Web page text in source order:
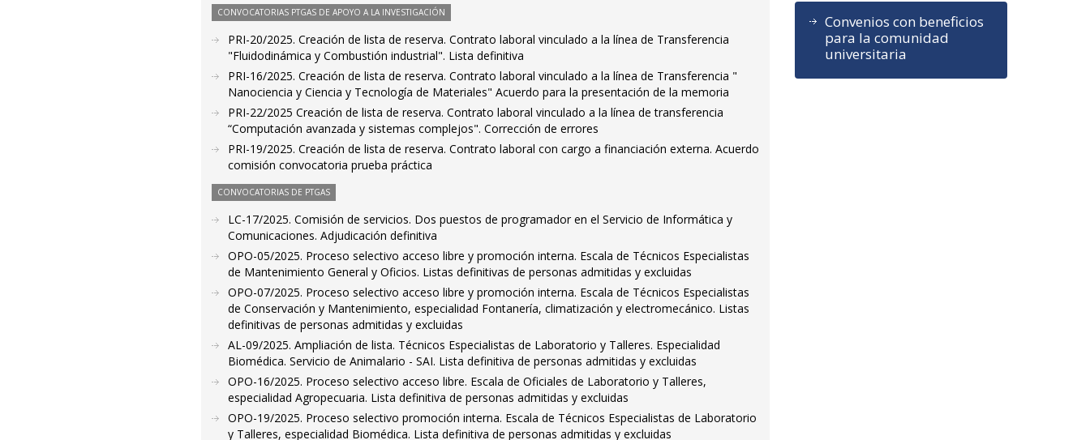
Convenios con beneficios
para la comunidad
universitaria
CONVOCATORIAS PTGAS DE APOYO A LA INVESTIGACIÓN
PRI-20/2025. Creación de lista de reserva. Contrato laboral vinculado a la línea de Transferencia
"Fluidodinámica y Combustión industrial". Lista definitiva
PRI-16/2025. Creación de lista de reserva. Contrato laboral vinculado a la línea de Transferencia "
Nanociencia y Ciencia y Tecnología de Materiales" Acuerdo para la presentación de la memoria
PRI-22/2025 Creación de lista de reserva. Contrato laboral vinculado a la línea de transferencia
“Computación avanzada y sistemas complejos". Corrección de errores
PRI-19/2025. Creación de lista de reserva. Contrato laboral con cargo a financiación externa. Acuerdo
comisión convocatoria prueba práctica
CONVOCATORIAS DE PTGAS
LC-17/2025. Comisión de servicios. Dos puestos de programador en el Servicio de Informática y
Comunicaciones. Adjudicación definitiva
OPO-05/2025. Proceso selectivo acceso libre y promoción interna. Escala de Técnicos Especialistas
de Mantenimiento General y Oficios. Listas definitivas de personas admitidas y excluidas
OPO-07/2025. Proceso selectivo acceso libre y promoción interna. Escala de Técnicos Especialistas
de Conservación y Mantenimiento, especialidad Fontanería, climatización y electromecánico. Listas
definitivas de personas admitidas y excluidas
AL-09/2025. Ampliación de lista. Técnicos Especialistas de Laboratorio y Talleres. Especialidad
Biomédica. Servicio de Animalario - SAI. Lista definitiva de personas admitidas y excluidas
OPO-16/2025. Proceso selectivo acceso libre. Escala de Oficiales de Laboratorio y Talleres,
especialidad Agropecuaria. Lista definitiva de personas admitidas y excluidas
OPO-19/2025. Proceso selectivo promoción interna. Escala de Técnicos Especialistas de Laboratorio
y Talleres, especialidad Biomédica. Lista definitiva de personas admitidas y excluidas